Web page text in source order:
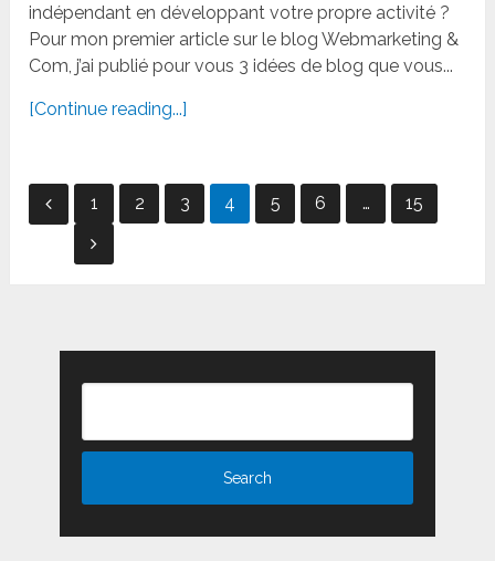
indépendant en développant votre propre activité ?
Pour mon premier article sur le blog Webmarketing &
Com, j’ai publié pour vous 3 idées de blog que vous...
[Continue reading...]
Navigation
articles
1 2 3 4 5 6 … 15